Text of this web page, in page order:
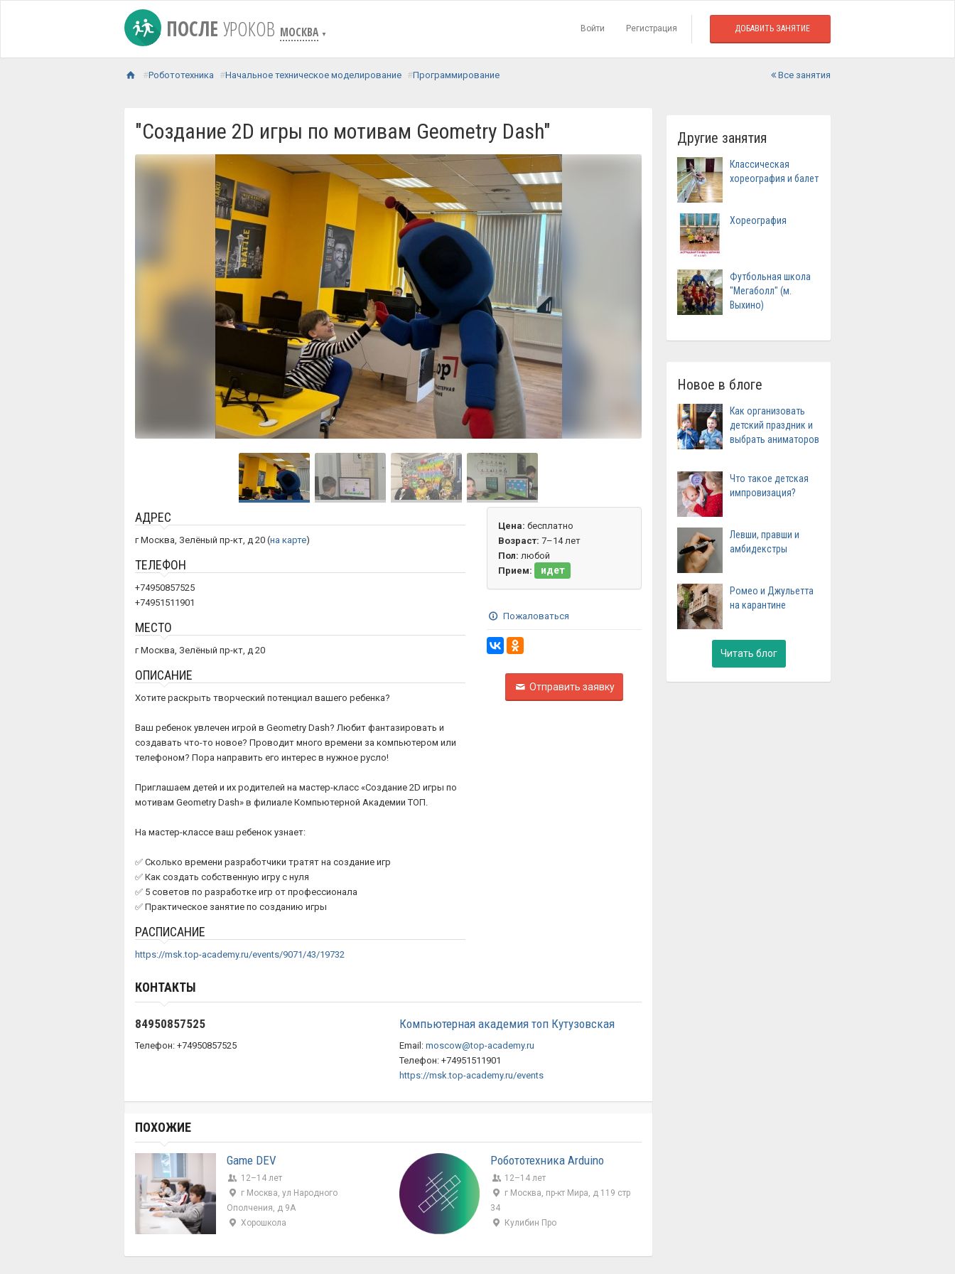
ПОСЛЕ УРОКОВ МОСКВА ▼
Войти Регистрация ДОБАВИТЬ ЗАНЯТИЕ
Робототехника Начальное техническое моделирование Программирование Все занятия
"Создание 2D игры по мотивам Geometry Dash"
АДРЕС
г Москва, Зелёный пр-кт, д 20 (на карте)
ТЕЛЕФОН
+74950857525
+74951511901
МЕСТО
г Москва, Зелёный пр-кт, д 20
ОПИСАНИЕ
Хотите раскрыть творческий потенциал вашего ребенка?
Ваш ребенок увлечен игрой в Geometry Dash? Любит фантазировать и
создавать что-то новое? Проводит много времени за компьютером или
телефоном? Пора направить его интерес в нужное русло!
Приглашаем детей и их родителей на мастер-класс «Создание 2D игры по
мотивам Geometry Dash» в филиале Компьютерной Академии TОП.
На мастер-классе ваш ребенок узнает:
✅ Сколько времени разработчики тратят на создание игр
✅ Как создать собственную игру с нуля
✅ 5 советов по разработке игр от профессионала
✅ Практическое занятие по созданию игры
РАСПИСАНИЕ
https://msk.top-academy.ru/events/9071/43/19732
Цена: бесплатно
Возраст: 7–14 лет
Пол: любой
Прием:
идет
Пожаловаться
Отправить заявку
КОНТАКТЫ
84950857525
Телефон: +74950857525
Компьютерная академия топ Кутузовская
Email: moscow@top-academy.ru
Телефон: +74951511901
https://msk.top-academy.ru/events
ПОХОЖИЕ
Game DEV
12–14 лет
г Москва, ул Народного
Ополчения, д 9А
Хорошкола
Робототехника Arduino
12–14 лет
г Москва, пр-кт Мира, д 119 стр
34
Кулибин Про
Другие занятия
Классическая
хореография и балет
Хореография
Футбольная школа
"Мегаболл" (м.
Выхино)
Новое в блоге
Как организовать
детский праздник и
выбрать аниматоров
Что такое детская
импровизация?
Левши, правши и
амбидекстры
Ромео и Джульетта
на карантине
Читать блог